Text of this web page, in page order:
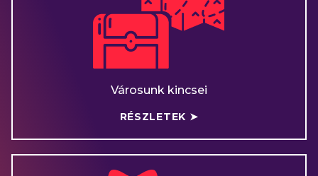
Városunk kincsei
RÉSZLETEK ➤